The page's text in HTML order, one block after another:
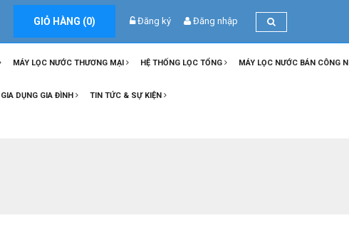
Đăng ký Đăng nhập
GIỎ HÀNG (0)
MÁY LỌC NƯỚC THƯƠNG MẠI HỆ THỐNG LỌC TỔNG MÁY LỌC NƯỚC BÁN CÔNG
GIA DỤNG GIA ĐÌNH TIN TỨC & SỰ KIỆN